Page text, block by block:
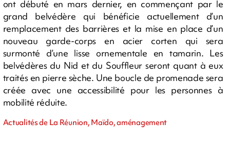
ont débuté en mars dernier, en commençant par le
grand belvédère qui bénéficie actuellement d’un
remplacement des barrières et la mise en place d’un
nouveau garde-corps en acier corten qui sera
surmonté d’une lisse ornementale en tamarin. Les
belvédères du Nid et du Souffleur seront quant à eux
traités en pierre sèche. Une boucle de promenade sera
créée avec une accessibilité pour les personnes à
mobilité réduite.
Actualités de La Réunion, Maïdo, aménagement